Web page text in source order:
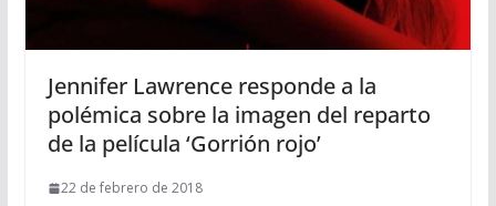
Jennifer Lawrence responde a la
polémica sobre la imagen del reparto
de la película ‘Gorrión rojo’
22 de febrero de 2018